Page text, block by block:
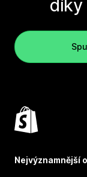
díky
Nejvýznamnější